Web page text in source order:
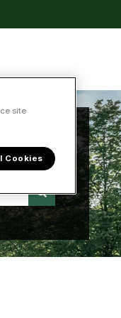
site
Cookies